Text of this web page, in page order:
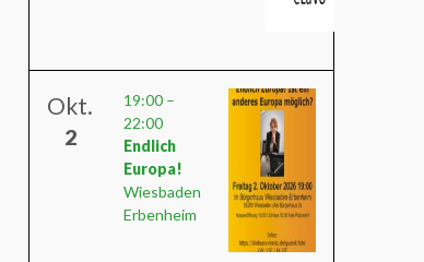
Okt.
2
19:00 –
22:00
Endlich
Europa!
Wiesbaden
Erbenheim